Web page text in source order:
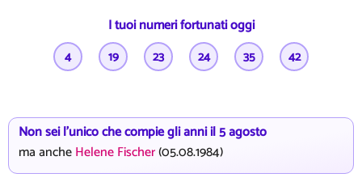
I tuoi numeri fortunati oggi
4 19 23 24 35 42
Non sei l'unico che compie gli anni il 5 agosto
ma ancheHelene Fischer(05.08.1984)